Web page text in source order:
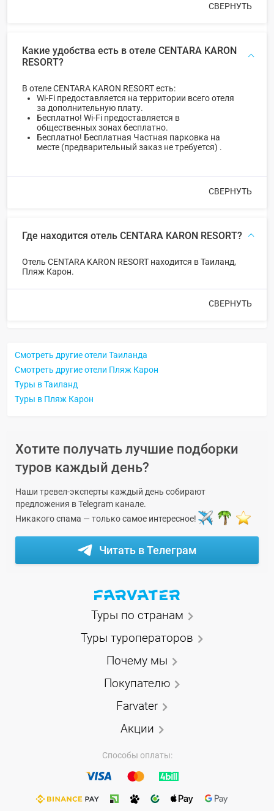
СВЕРНУТЬ
Какие удобства есть в отеле CENTARA KARON
RESORT?
В отеле CENTARA KARON RESORT есть:
Wi-Fi предоставляется на территории всего отеля
за дополнительную плату.
Бесплатно! Wi-Fi предоставляется в
общественных зонах бесплатно.
Бесплатно! Бесплатная Частная парковка на
месте (предварительный заказ не требуется) .
СВЕРНУТЬ
Где находится отель CENTARA KARON RESORT?
Отель CENTARA KARON RESORT находится в Таиланд,
Пляж Карон.
СВЕРНУТЬ
Смотреть другие отели Таиланда
Смотреть другие отели Пляж Карон
Туры в Таиланд
Туры в Пляж Карон
Хотите получать лучшие подборки
туров каждый день?
Наши тревел-эксперты каждый день собирают
предложения в Telegram канале.
Никакого спама — только самое интересное!
Читать в Телеграм
Туры по странам
Туры туроператоров
Почему мы
Покупателю
Farvater
Акции
Способы оплаты: